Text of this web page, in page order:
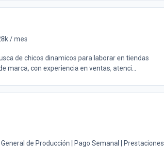
/ mes
de chicos dinamicos para laborar en tiendas
con experiencia en ventas, atenci...
de Producción | Pago Semanal | Prestaciones